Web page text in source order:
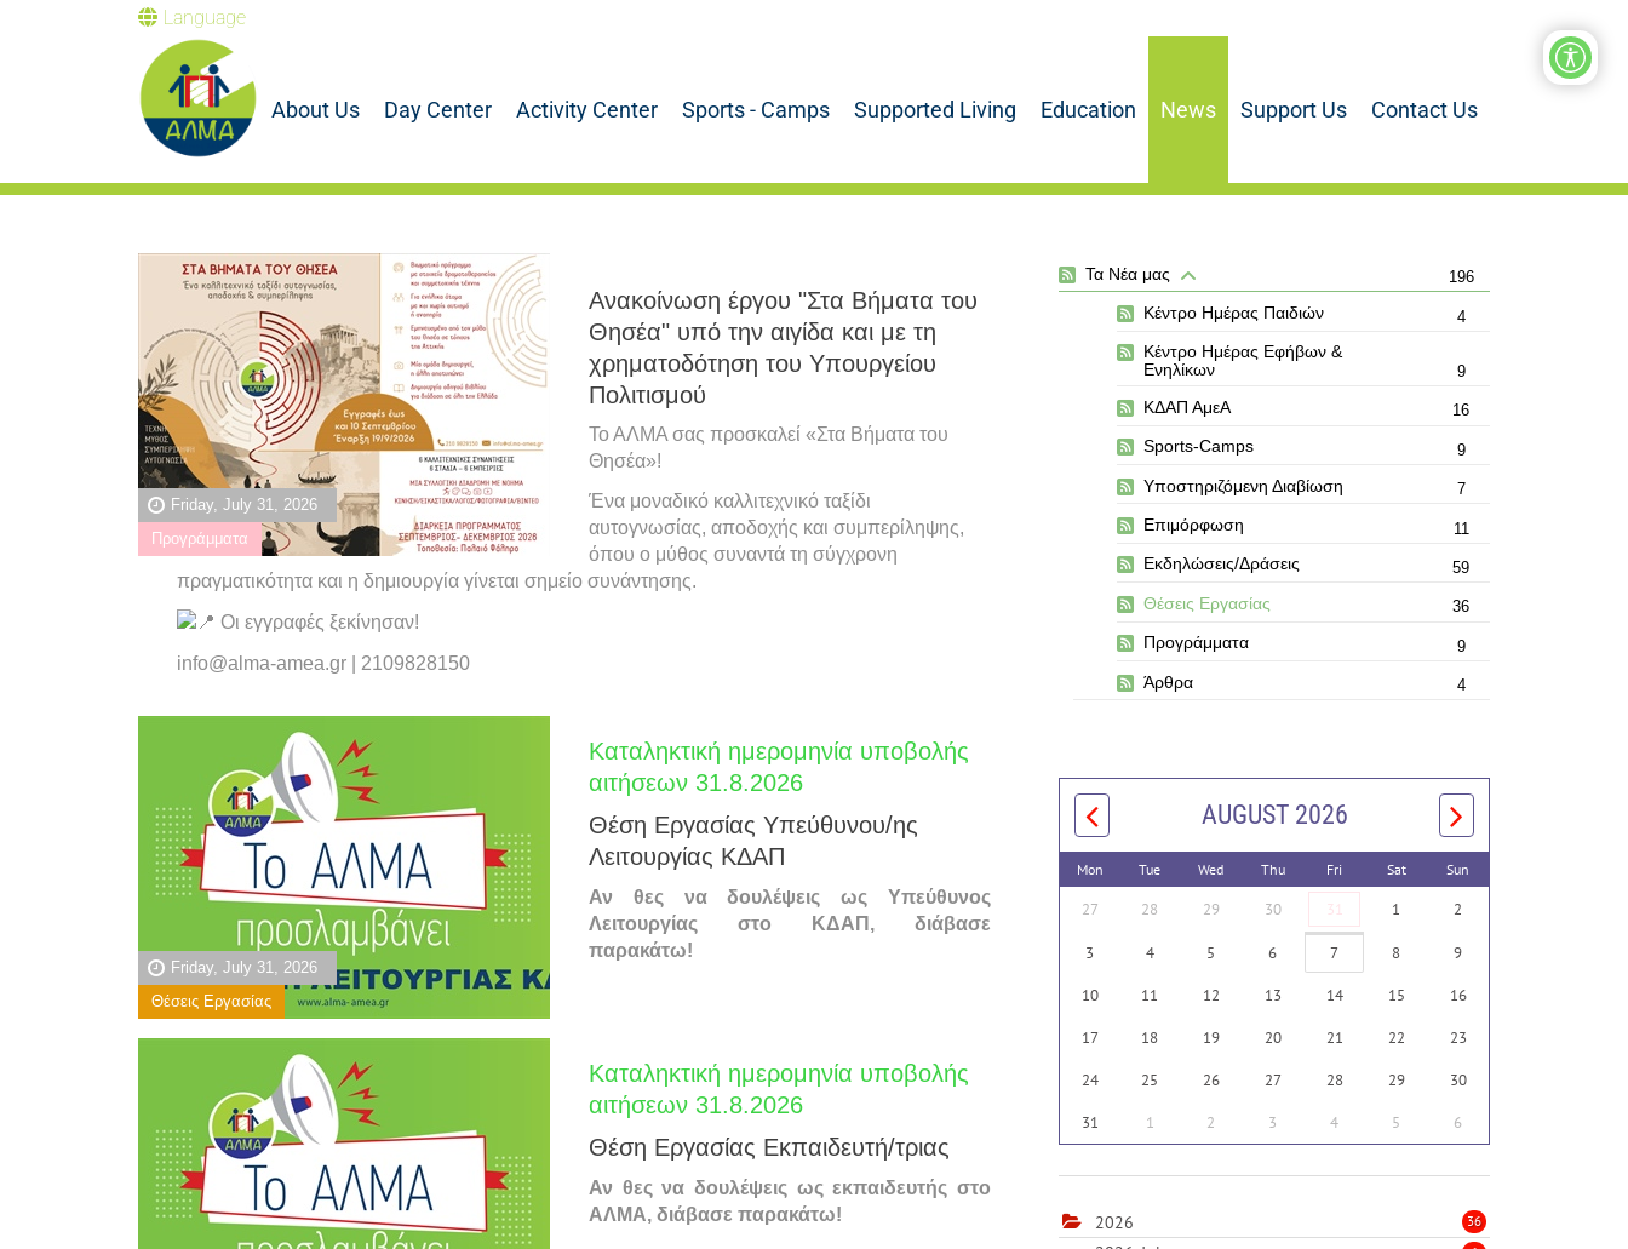
Language
About Us Day Center Activity Center Sports - Camps Supported Living Education News Support Us Contact Us
Friday, July 31, 2026
Προγράμματα
Ανακοίνωση έργου "Στα Βήματα του
Θησέα" υπό την αιγίδα και με τη
χρηματοδότηση του Υπουργείου
Πολιτισμού
Το ΑΛΜΑ σας προσκαλεί «Στα Βήματα του
Θησέα»!
Ένα μοναδικό καλλιτεχνικό ταξίδι
αυτογνωσίας, αποδοχής και συμπερίληψης,
όπου ο μύθος συναντά τη σύγχρονη
πραγματικότητα και η δημιουργία γίνεται σημείο συνάντησης.
Οι εγγραφές ξεκίνησαν!
info@alma-amea.gr | 2109828150
Friday, July 31, 2026
Θέσεις Εργασίας
Καταληκτική ημερομηνία υποβολής
αιτήσεων 31.8.2026
Θέση Εργασίας Υπεύθυνου/ης
Λειτουργίας ΚΔΑΠ
Αν θες να δουλέψεις ως Υπεύθυνος
Λειτουργίας στο ΚΔΑΠ, διάβασε
παρακάτω!
Καταληκτική ημερομηνία υποβολής
αιτήσεων 31.8.2026
Θέση Εργασίας Εκπαιδευτή/τριας
Αν θες να δουλέψεις ως εκπαιδευτής στο
ΑΛΜΑ, διάβασε παρακάτω!
Τα Νέα μας 196
Κέντρο Ημέρας Παιδιών 4
Κέντρο Ημέρας Εφήβων &
Ενηλίκων
9
ΚΔΑΠ ΑμεΑ 16
Sports-Camps 9
Υποστηριζόμενη Διαβίωση 7
Επιμόρφωση 11
Εκδηλώσεις/Δράσεις 59
Θέσεις Εργασίας 36
Προγράμματα 9
Άρθρα 4
AUGUST 2026
Mon Tue Wed Thu Fri Sat Sun
27 28 29 30 31 1 2
3 4 5 6 7 8 9
10 11 12 13 14 15 16
17 18 19 20 21 22 23
24 25 26 27 28 29 30
31 1 2 3 4 5 6
2026 36